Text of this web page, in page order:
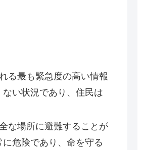
る最も緊急度の高い情報
い状況であり、住民は
な場所に避難することが
危険であり、命を守る